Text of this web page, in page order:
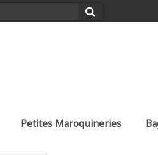
Petites Maroquineries